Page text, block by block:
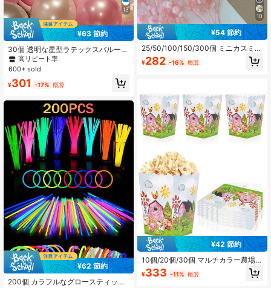
13
¥63 節約
30個 透明な星型ラテックスバルーン
アクセサリー付き、誕生日 結婚式 卒
業式 パーティー装飾
高リピート率
600+ sold
¥301 -17% 概算
¥62 節約
200個 カラフルなグロースティッ
10
¥54 節約
25/50/100/150/300個 ミニカスミソ
ウとその他の人工花 - アート&クラフ
ト、ヘアアクセサリー、ウェディン
¥282 -16% 概算
¥42 節約
10個/20個/30個 マルチカラー農場動
物柄 紙製ポップコーンボックス、ス
カラップトップ スナック キャンディ
¥333 -11% 概算